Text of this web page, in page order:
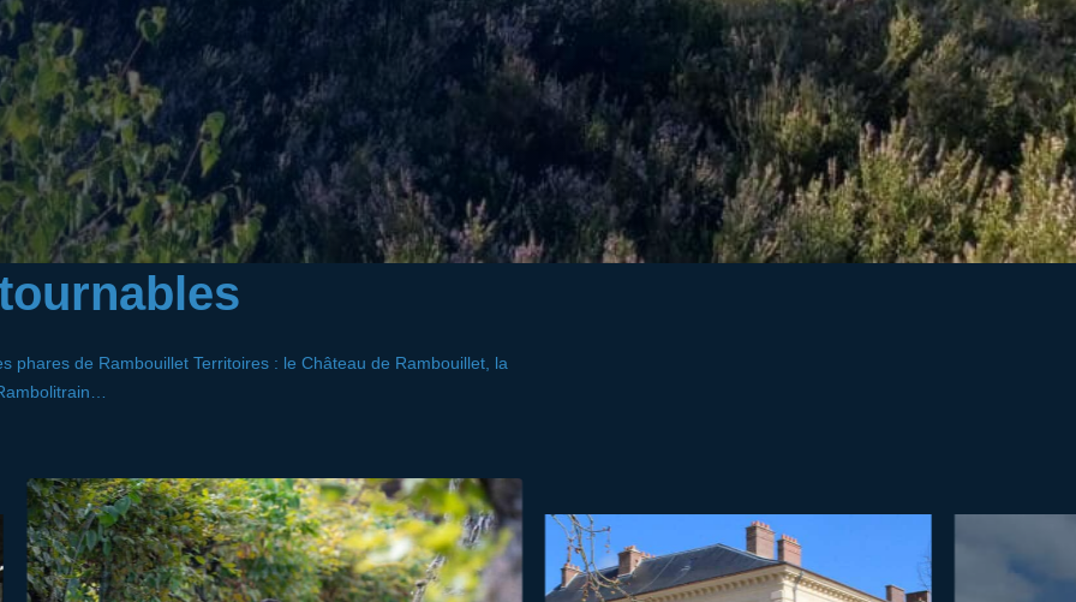
phares de Rambouillet Territoires : le Château de Rambouillet, la